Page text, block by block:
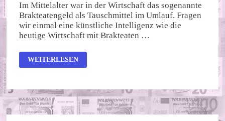
Im Mittelalter war in der Wirtschaft das sogenannte
Brakteatengeld als Tauschmittel im Umlauf. Fragen
wir einmal eine künstliche Intelligenz wie die
heutige Wirtschaft mit Brakteaten …
INTERVIEW
MIT
BRAKTEATENGELD
HEUTE?
WEITERLESEN